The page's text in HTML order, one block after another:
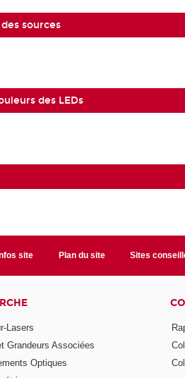
sources
des LEDs
site Plan du site Sites
Lasers
Grandeurs Associées
Optiques